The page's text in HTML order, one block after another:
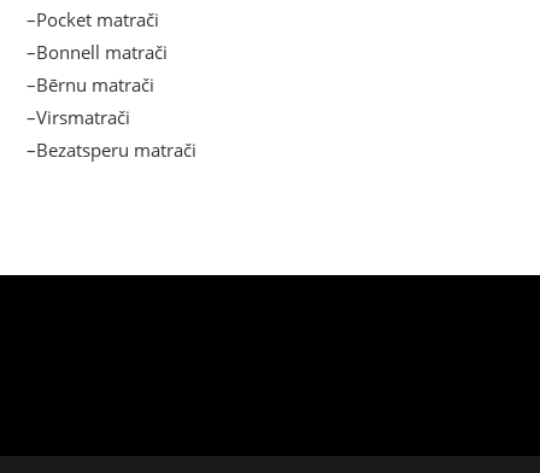
–Pocket matrači
–Bonnell matrači
–Bērnu matrači
–Virsmatrači
–Bezatsperu matrači